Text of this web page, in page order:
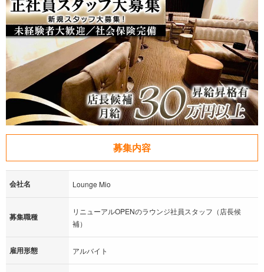
募集内容
会社名 Lounge Mio
募集職種
リニューアルOPENのラウンジ社員スタッフ（店長候
補）
雇用形態 アルバイト